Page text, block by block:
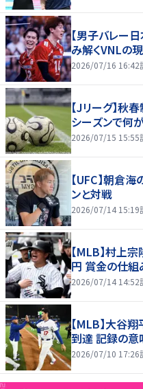
【男子バレー
み解くVNLの
2026/07/16 16:42
【Jリーグ】秋
シーズンで何
2026/07/15 15:55
【UFC】朝倉
ンと対戦
2026/07/14 15:19
【MLB】村上
円 賞金の仕組
2026/07/14 14:52
【MLB】大谷
到達 記録の意
2026/07/10 17:26